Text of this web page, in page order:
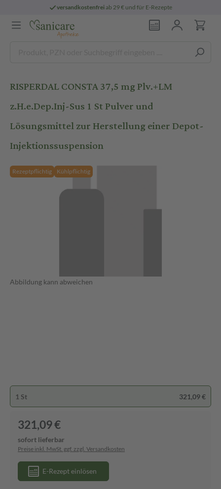
versandkostenfreiab 29 € und für E-Rezepte
RISPERDAL CONSTA 37,5 mg Plv.+LM
z.H.e.Dep.Inj-Sus 1 St Pulver und
Lösungsmittel zur Herstellung einer Depot-
Injektionssuspension
Rezeptpflichtig Kühlpflichtig
Abbildung kann abweichen
1 St 321,09 €
321,09 €
sofort lieferbar
Preise inkl. MwSt. ggf. zzgl. Versandkosten
E-Rezept einlösen